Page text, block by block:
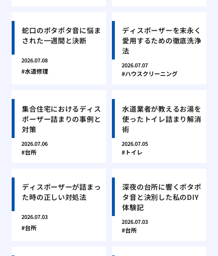
蛇口のポタポタ音に悩ま
された一週間と決断
2026.07.08
水道修理
ディスポーザーを末永く
愛用するための徹底洗浄
法
2026.07.07
ハウスクリーニング
集合住宅におけるディス
ポーザー詰まりの事例と
対策
2026.07.06
台所
水道業者が教えるお湯を
使ったトイレ詰まり解消
術
2026.07.05
トイレ
ディスポーザーが詰まっ
た時の正しい対処法
2026.07.03
台所
深夜の台所に響くポタポ
タ音と決別した私のDIY
体験記
2026.07.03
台所